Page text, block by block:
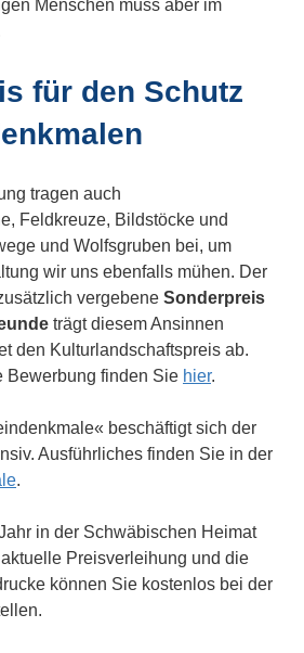
Menschen muss aber im
für den Schutz
tragen auch
Feldkreuze, Bildstöcke und
und Wolfsgruben bei, um
wir uns ebenfalls mühen. Der
vergebene Sonderpreis
trägt diesem Ansinnen
den Kulturlandschaftspreis ab.
Bewerbung finden Sie hier.
beschäftigt sich der
Ausführliches finden Sie in der
.
in der Schwäbischen Heimat
Preisverleihung und die
können Sie kostenlos bei der